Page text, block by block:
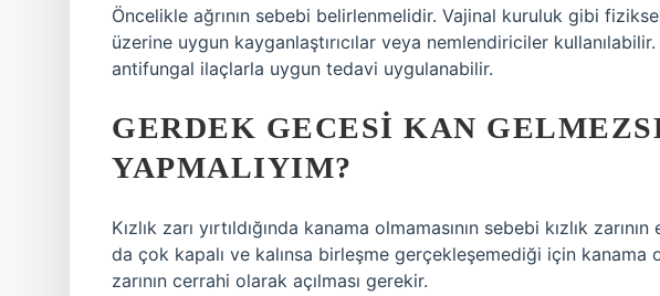
Öncelikle ağrının sebebi belirlenmelidir. Vajinal kuruluk gibi
üzerine uygun kayganlaştırıcılar veya nemlendiriciler
antifungal ilaçlarla uygun tedavi uygulanabilir.
GERDEK GECESI KAN
YAPMALIYIM?
Kızlık zarı yırtıldığında kanama olmamasının sebebi kızlık
da çok kapalı ve kalınsa birleşme gerçekleşemediği için kanama
zarının cerrahi olarak açılması gerekir.